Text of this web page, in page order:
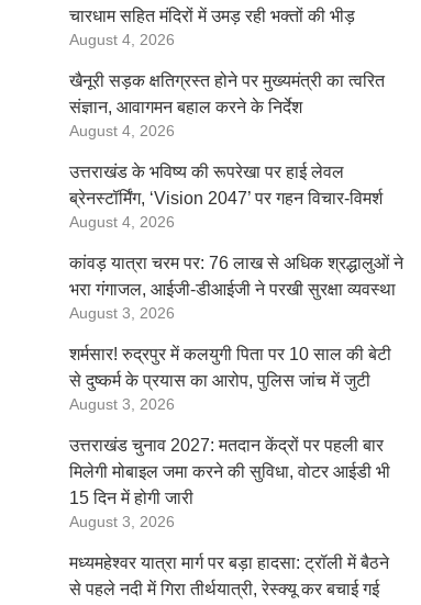
चारधाम सहित मंदिरों में उमड़ रही भक्तों की भीड़
August 4, 2026
खैनूरी सड़क क्षतिग्रस्त होने पर मुख्यमंत्री का त्वरित
संज्ञान, आवागमन बहाल करने के निर्देश
August 4, 2026
उत्तराखंड के भविष्य की रूपरेखा पर हाई लेवल
ब्रेनस्टॉर्मिंग, ‘Vision 2047’ पर गहन विचार-विमर्श
August 4, 2026
कांवड़ यात्रा चरम पर: 76 लाख से अधिक श्रद्धालुओं ने
भरा गंगाजल, आईजी-डीआईजी ने परखी सुरक्षा व्यवस्था
August 3, 2026
शर्मसार! रुद्रपुर में कलयुगी पिता पर 10 साल की बेटी
से दुष्कर्म के प्रयास का आरोप, पुलिस जांच में जुटी
August 3, 2026
उत्तराखंड चुनाव 2027: मतदान केंद्रों पर पहली बार
मिलेगी मोबाइल जमा करने की सुविधा, वोटर आईडी भी
15 दिन में होगी जारी
August 3, 2026
मध्यमहेश्वर यात्रा मार्ग पर बड़ा हादसा: ट्रॉली में बैठने
से पहले नदी में गिरा तीर्थयात्री, रेस्क्यू कर बचाई गई